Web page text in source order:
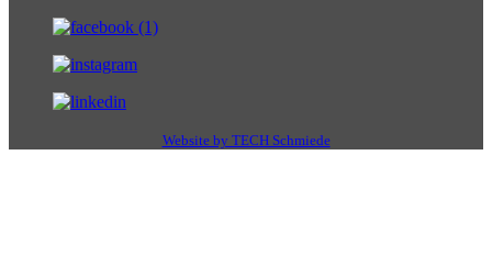
Website by TECH Schmiede